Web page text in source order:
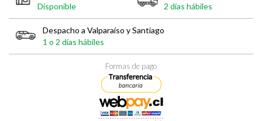
Disponible
2 días hábiles
Despacho a Valparaíso y Santiago
1 o 2 días hábiles
Formas de pago